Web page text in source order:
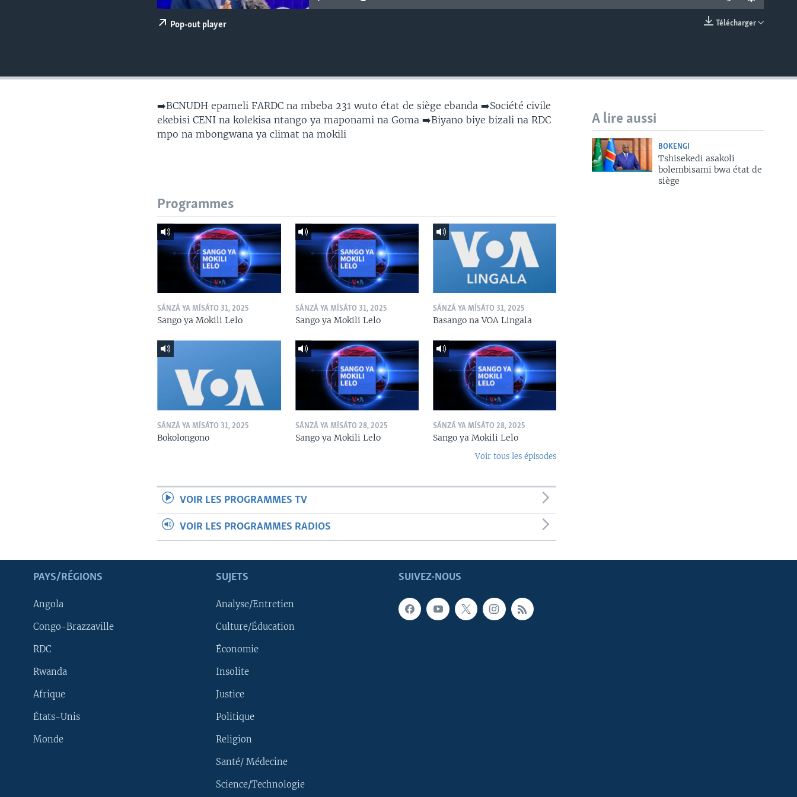
Télécharger
Pop-out player
➡️BCNUDH epameli FARDC na mbeba 231 wuto état de siège ebanda ➡️Société civile
ekebisi CENI na kolekisa ntango ya maponami na Goma ➡️Biyano biye bizali na RDC
mpo na mbongwana ya climat na mokili
A lire aussi
BOKENGI
Tshisekedi asakoli
bolembisami bwa état de
siège
Programmes
SÁNZÁ YA MÍSÁTO 31, 2025
Sango ya Mokili Lelo
SÁNZÁ YA MÍSÁTO 31, 2025
Sango ya Mokili Lelo
SÁNZÁ YA MÍSÁTO 31, 2025
Basango na VOA Lingala
SÁNZÁ YA MÍSÁTO 31, 2025
Bokolongono
SÁNZÁ YA MÍSÁTO 28, 2025
Sango ya Mokili Lelo
SÁNZÁ YA MÍSÁTO 28, 2025
Sango ya Mokili Lelo
Voir tous les épisodes
VOIR LES PROGRAMMES TV
VOIR LES PROGRAMMES RADIOS
SUIVEZ-NOUS
PAYS/RÉGIONS
Angola
Congo-Brazzaville
RDC
Rwanda
Afrique
États-Unis
Monde
SUJETS
Analyse/Entretien
Culture/Éducation
Économie
Insolite
Justice
Politique
Religion
Santé/ Médecine
Science/Technologie